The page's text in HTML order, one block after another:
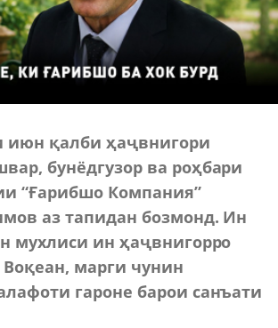
қалби ҳаҷвнигори
бунёдгузор ва роҳбари
“Ғарибшо Компания”
аз тапидан бозмонд. Ин
мухлиси ин ҳаҷвнигорро
марги чунин
гароне барои санъати